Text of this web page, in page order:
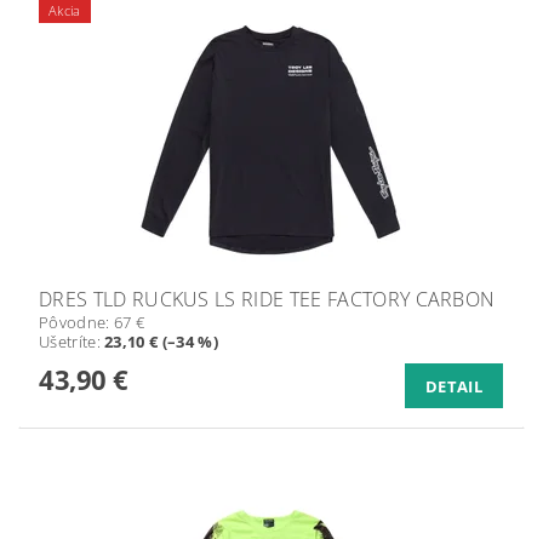
Akcia
DRES TLD RUCKUS LS RIDE TEE FACTORY CARBON
Pôvodne: 67 €
Ušetríte:23,10 € (–34 %)
43,90 € DETAIL